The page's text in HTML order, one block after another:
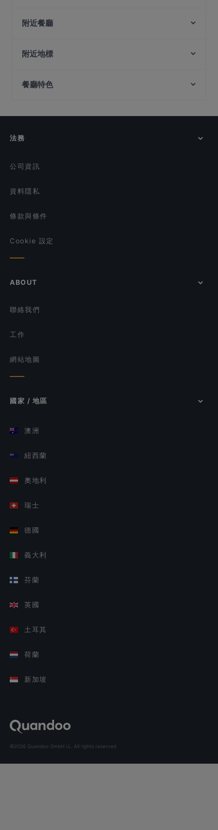
Fortune Luck 食运 东北菜 . 烧烤
Jia Jia Le Claypot 家家乐猪肚鸡 @ Jalan Sultan
Lumina Dining Delight 月暖屋 (Japanese Cuisine)
Lusitano Restaurant
附近餐廳
Mavi Turkish Restaurant & Grill
Ibrahim Turkish & Lebanese Restaurant
Anatolia Restaurant SG
Shawarma Kingdom
附近地標
Capitol Theatre, 新加坡
餐廳特色
在 新加坡 的 親子友善餐廳
法務
公司資訊
資料隱私
條款與條件
Cookie 設定
ABOUT
聯絡我們
工作
網站地圖
國家 / 地區
澳洲
紐西蘭
奧地利
瑞士
德國
義大利
芬蘭
英國
土耳其
荷蘭
新加坡
©2026 Quandoo GmbH i.L. All rights reserved